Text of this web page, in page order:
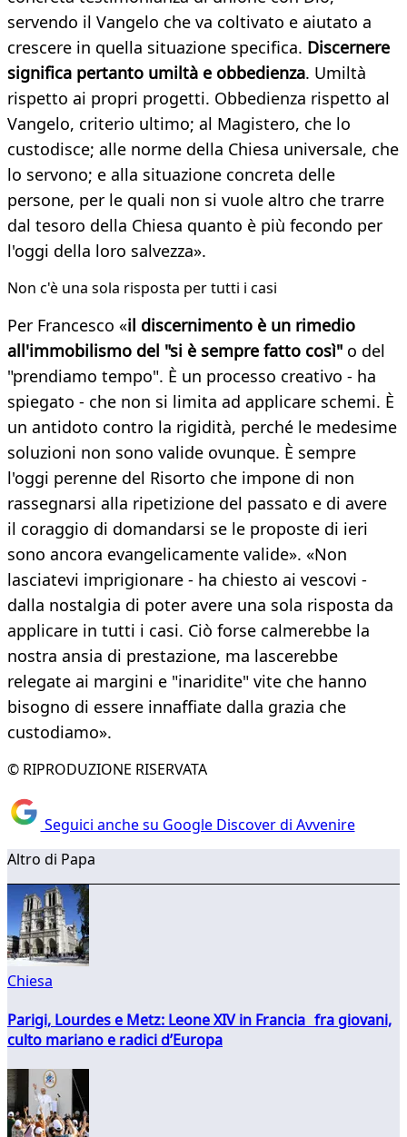
servendo il Vangelo che va coltivato e aiutato a
crescere in quella situazione specifica. Discernere
significa pertanto umiltà e obbedienza. Umiltà
rispetto ai propri progetti. Obbedienza rispetto al
Vangelo, criterio ultimo; al Magistero, che lo
custodisce; alle norme della Chiesa universale, che
lo servono; e alla situazione concreta delle
persone, per le quali non si vuole altro che trarre
dal tesoro della Chiesa quanto è più fecondo per
l'oggi della loro salvezza».
Non c'è una sola risposta per tutti i casi
Per Francesco «il discernimento è un rimedio
all'immobilismo del "si è sempre fatto così" o del
"prendiamo tempo". È un processo creativo - ha
spiegato - che non si limita ad applicare schemi. È
un antidoto contro la rigidità, perché le medesime
soluzioni non sono valide ovunque. È sempre
l'oggi perenne del Risorto che impone di non
rassegnarsi alla ripetizione del passato e di avere
il coraggio di domandarsi se le proposte di ieri
sono ancora evangelicamente valide». «Non
lasciatevi imprigionare - ha chiesto ai vescovi -
dalla nostalgia di poter avere una sola risposta da
applicare in tutti i casi. Ciò forse calmerebbe la
nostra ansia di prestazione, ma lascerebbe
relegate ai margini e "inaridite" vite che hanno
bisogno di essere innaffiate dalla grazia che
custodiamo».
© RIPRODUZIONE RISERVATA
Seguici anche su Google Discover di Avvenire
Altro di Papa
Chiesa
Parigi, Lourdes e Metz: Leone XIV in Francia fra giovani,
culto mariano e radici d’Europa